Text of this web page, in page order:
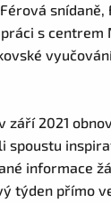
s centrem
září 2021
spoustu
informace
týden přímo